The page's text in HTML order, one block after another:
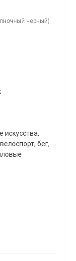
черный)
бег,